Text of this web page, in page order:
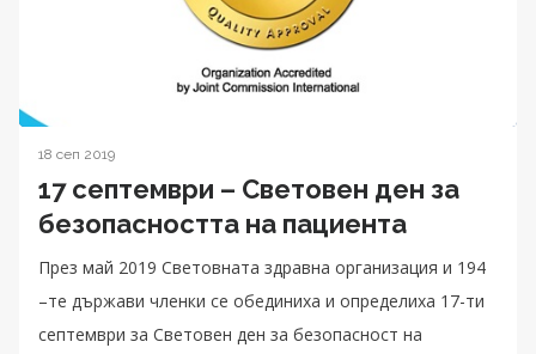
18 сеп 2019
17 септември – Световен ден за
безопасността на пациента
През май 2019 Световната здравна организация и 194
–те държави членки се обединиха и определиха 17-ти
септември за Световен ден за безопасност на